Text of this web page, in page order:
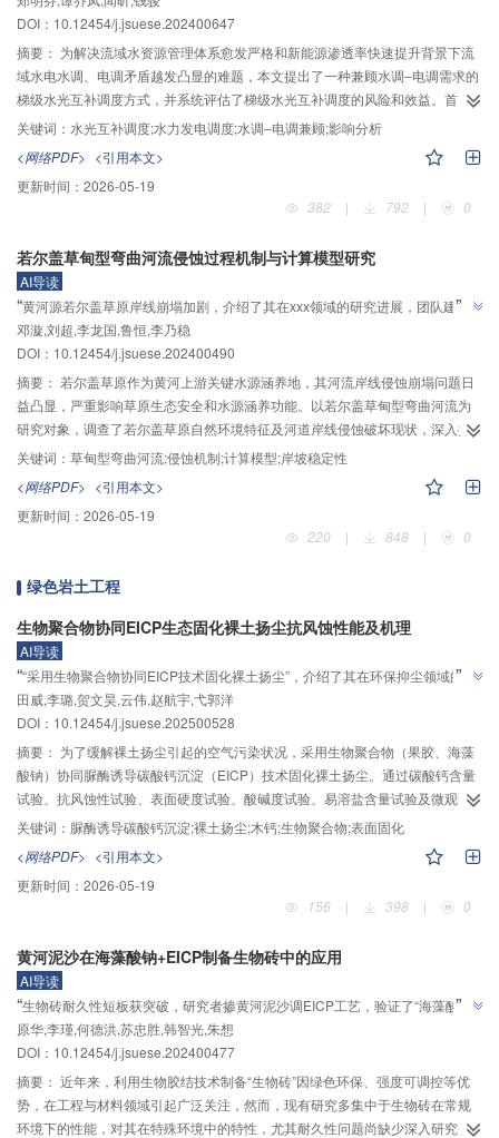
研究成果可为金沙江下游梯级水库群航运‒发电多目标协同调度提升长江川境段
航道等级提供技术支撑和决策参考，有助于长江黄金水道建设和交通强国战略
的实施。
径”
DOI： 10.12454/j.jsuese.202400647
摘要： 为解决流域水资源管理体系愈发严格和新能源渗透率快速提升背景下流
域水电水调、电调矛盾越发凸显的难题，本文提出了一种兼顾水调‒电调需求的
梯级水光互补调度方式，并系统评估了梯级水光互补调度的风险和效益。首
先，以累积偏差耗水量量化水调需求，并耦合到日前‒实时嵌套的梯级水光互补
发电调度模型，以实现水调与电调需求的协调；然后，基于风险传导机制构建
了涵盖梯级水电、光伏、水光互补系统多层级的互补调度综合风险评价指标，
从系统互补特性出发，构建了涉及发电、效率等多类别的互补调度综合效益评
价指标，为多能互补调度的影响分析提供依据。以龙羊峡、拉西瓦、恰龙光伏
利用破坏次数从26降至2，最大综合利用破坏深度从325.25×10
66.26×10
作，梯级电站弃水量减少29.41%；且龙羊峡高效率运行区占比增加6.50%。该
调度模型可有效协调流域水调与电调矛盾，优化梯级水光互补系统运行状态，
提升水资源利用效率与电站经济运行水平，可为复杂管控条件下梯级水光互补
调度提供可推广的技术路径与参考依据。
关键词： 水光互补调度;水力发电调度;水调‒电调兼顾;影响分析
<网络PDF> <引用本文>
更新时间： 2026-05-19
382
| 792 | 0
若尔盖草甸型弯曲河流侵蚀过程机制与计算模型研究
AI导读
“黄河源若尔盖草原岸线崩塌加剧，介绍了其在xxx领域的研究进展，团队建立
侵蚀模型并验证可靠性，为守护水源与生态安全提供解决方案
”
邓漩,刘超,李龙国,鲁恒,李乃稳
DOI： 10.12454/j.jsuese.202400490
摘要： 若尔盖草原作为黄河上游关键水源涵养地，其河流岸线侵蚀崩塌问题日
益凸显，严重影响草原生态安全和水源涵养功能。以若尔盖草甸型弯曲河流为
研究对象，调查了若尔盖草原自然环境特征及河道岸线侵蚀破坏现状，深入探
讨了河岸侵蚀过程机制及其影响因素。研究全面分析了长期洪水冲刷、植被根
系锚固、冻融和渗流潜蚀耦合作用下的侵蚀破坏机制，揭示了河流岸线侵蚀是
由下部粉砂层及砾石夹砂层的冲刷、上部草甸层的坍塌以及渗流和冻融共同作
用的结果，水流冲刷力与土体抗冲能力的相对大小决定了岸坡的稳定性。通过
详细分析土层土粒结构、土层厚度、水流深度、河道弯曲度及渗流等土体参数
量相结合的方法模拟河岸坡脚侵蚀量和侵蚀速率，用BSTEM（bank stability
and toe erosion model）的模拟结果验证了本文计算模型的科学性与可靠性。
这种综合研究方法不仅提高了研究的深度和广度，而且为河岸侵蚀防控提供了
更加全面和有效的技术支撑。
关键词： 草甸型弯曲河流;侵蚀机制;计算模型;岸坡稳定性
<网络PDF> <引用本文>
更新时间： 2026-05-19
220
| 848 | 0
绿色岩土工程
生物聚合物协同EICP生态固化裸土扬尘抗风蚀性能及机理
AI导读
““采用生物聚合物协同EICP技术固化裸土扬尘”，介绍了其在环保抑尘领域的研
究进展，研究团队验证了生物聚合物强化碳酸钙固化效果，为解决裸土扬尘污
染提供解决方案”
”
田威,李璐,贺文昊,云伟,赵航宇,弋郭洋
DOI： 10.12454/j.jsuese.202500528
摘要： 为了缓解裸土扬尘引起的空气污染状况，采用生物聚合物（果胶、海藻
酸钠）协同脲酶诱导碳酸钙沉淀（EICP）技术固化裸土扬尘。通过碳酸钙含量
试验、抗风蚀性试验、表面硬度试验、酸碱度试验、易溶盐含量试验及微观试
验，系统对比分析了果胶、海藻酸钠分别联合EICP技术固化裸土扬尘的效果。
结果表明：果胶、海藻酸钠的加入对碳酸钙生成量有影响；固化4次后，0.50%
果胶‒EICP、1.50%海藻酸钠‒EICP处理后试样的风蚀质量损失率分别为
3.64%、0.37%，经果胶、海藻酸钠联合EICP技术固化后的试样有较好的抗风
蚀能力；固化4次后，果胶‒EICP、海藻酸钠‒EICP处理试样的表面硬度值较对
EICP处理的试样pH值为7.5～7.8且易溶盐含量均小于1.60%；果胶、海藻酸钠
与EICP过程生成的碳酸钙晶体共同作用，通过充填孔隙、黏附裸土颗粒，有效
固化了裸土扬尘。研究结果可为生物聚合物联合EICP技术在裸土扬尘治理方面
的环保应用提供参考。
关键词： 脲酶诱导碳酸钙沉淀;裸土扬尘;木钙;生物聚合物;表面固化
<网络PDF> <引用本文>
更新时间： 2026-05-19
156
| 398 | 0
黄河泥沙在海藻酸钠+EICP制备生物砖中的应用
AI导读
“生物砖耐久性短板获突破，研究者掺黄河泥沙调EICP工艺，验证了“海藻酸钠
为Ca2+的沉淀提供成核位点”猜想，为恶劣环境建材体系建设奠定基础。
”
原华,李瑾,何德洪,苏忠胜,韩智光,朱想
DOI： 10.12454/j.jsuese.202400477
摘要： 近年来，利用生物胶结技术制备“生物砖”因绿色环保、强度可调控等优
势，在工程与材料领域引起广泛关注，然而，现有研究多集中于生物砖在常规
环境下的性能，对其在特殊环境中的特性，尤其耐久性问题尚缺少深入研究。